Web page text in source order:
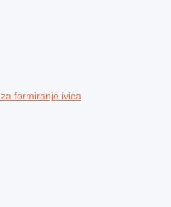
formiranje ivica